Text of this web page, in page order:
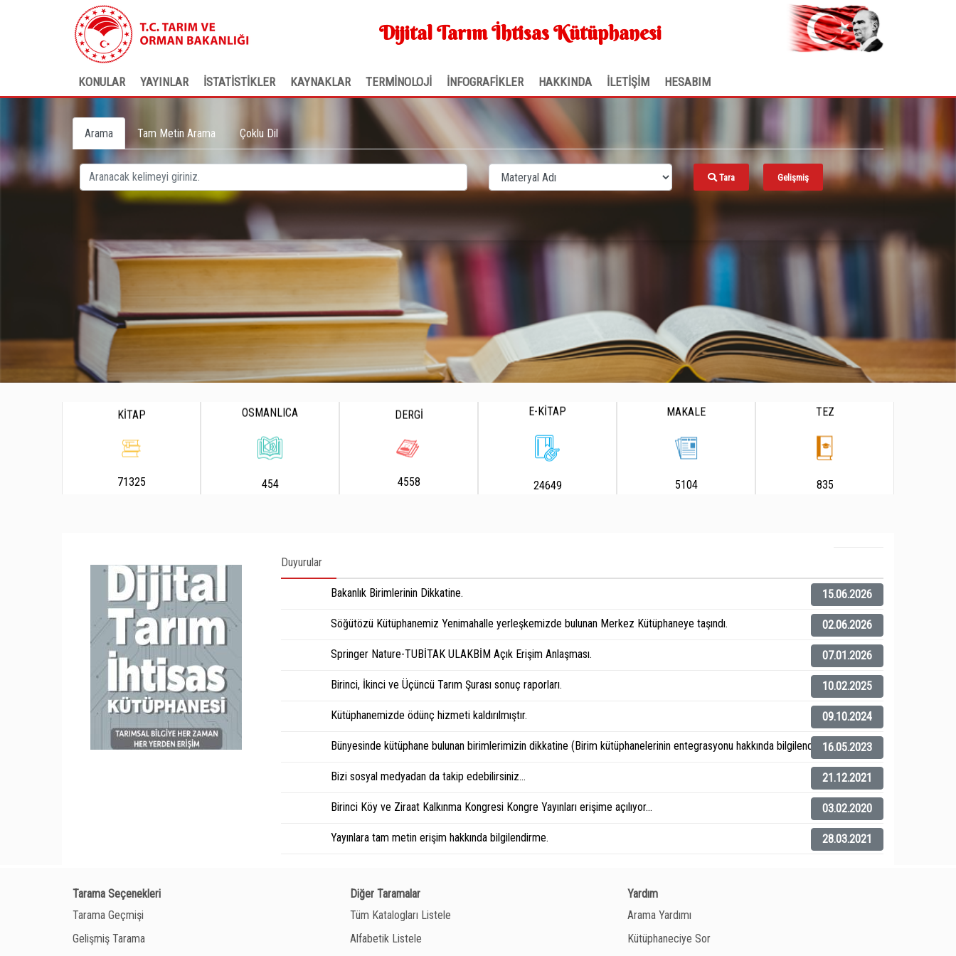
Dijital Tarım İhtisas Kütüphanesi
KONULAR YAYINLAR İSTATİSTİKLER KAYNAKLAR TERMİNOLOJİ İNFOGRAFİKLER HAKKINDA İLETİŞİM HESABIM
Arama Tam Metin Arama Çoklu Dil
Tara Gelişmiş
KİTAP
71325
OSMANLICA
454
DERGİ
4558
E-KİTAP
24649
MAKALE
5104
TEZ
835
Duyurular
Bakanlık Birimlerinin Dikkatine. 15.06.2026
Söğütözü Kütüphanemiz Yenimahalle yerleşkemizde bulunan Merkez Kütüphaneye taşındı. 02.06.2026
Springer Nature-TUBİTAK ULAKBİM Açık Erişim Anlaşması. 07.01.2026
Birinci, İkinci ve Üçüncü Tarım Şurası sonuç raporları. 10.02.2025
Kütüphanemizde ödünç hizmeti kaldırılmıştır. 09.10.2024
Bünyesinde kütüphane bulunan birimlerimizin dikkatine (Birim kütüphanelerinin entegrasyonu hakkında bilgilendirme).16.05.2023
Bizi sosyal medyadan da takip edebilirsiniz... 21.12.2021
Birinci Köy ve Ziraat Kalkınma Kongresi Kongre Yayınları erişime açılıyor... 03.02.2020
Yayınlara tam metin erişim hakkında bilgilendirme. 28.03.2021
Tarama Seçenekleri
Tarama Geçmişi
Gelişmiş Tarama
Diğer Taramalar
Tüm Katalogları Listele
Alfabetik Listele
Yardım
Arama Yardımı
Kütüphaneciye Sor